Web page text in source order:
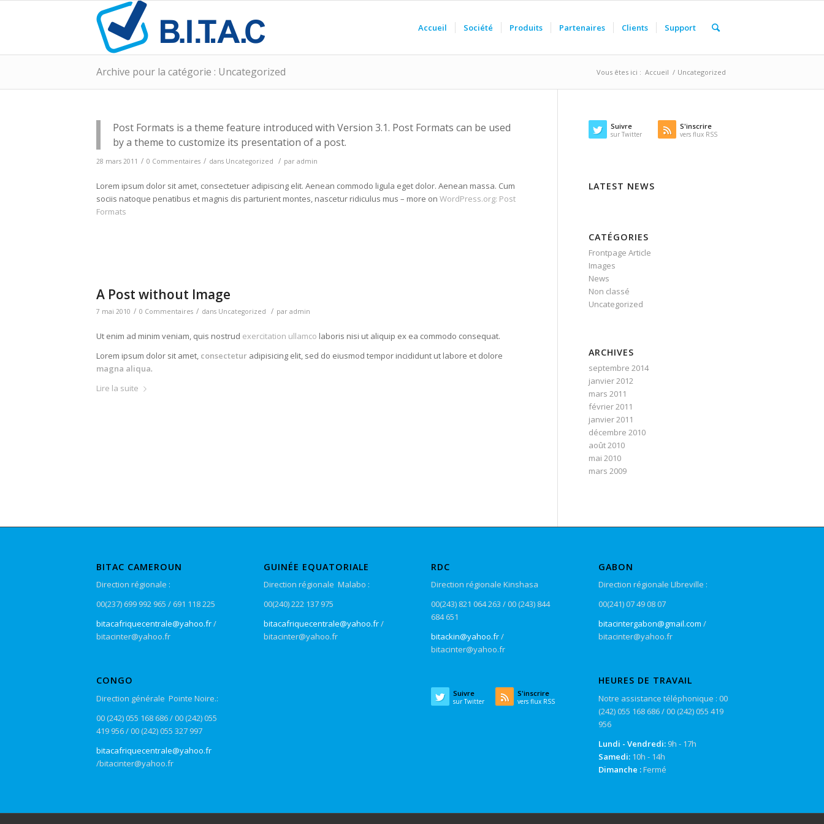
Accueil Société Produits Partenaires Clients Support
Archive pour la catégorie : Uncategorized Vous êtes ici : Accueil / Uncategorized
Post Formats is a theme feature introduced with Version 3.1. Post Formats can be used
by a theme to customize its presentation of a post.
28 mars 2011 / 0 Commentaires / dans Uncategorized / par admin
Lorem ipsum dolor sit amet, consectetuer adipiscing elit. Aenean commodo ligula eget dolor. Aenean massa. Cum
sociis natoque penatibus et magnis dis parturient montes, nascetur ridiculus mus – more on WordPress.org: Post
Formats
A Post without Image
7 mai 2010 / 0 Commentaires / dans Uncategorized / par admin
Ut enim ad minim veniam, quis nostrud exercitation ullamco laboris nisi ut aliquip ex ea commodo consequat.
Lorem ipsum dolor sit amet, consectetur adipisicing elit, sed do eiusmod tempor incididunt ut labore et dolore
magna aliqua.
Lire la suite
Suivre
sur Twitter
S'inscrire
vers flux RSS
LATEST NEWS
CATÉGORIES
Frontpage Article
Images
News
Non classé
Uncategorized
ARCHIVES
septembre 2014
janvier 2012
mars 2011
février 2011
janvier 2011
décembre 2010
août 2010
mai 2010
mars 2009
BITAC CAMEROUN
Direction régionale :
00(237) 699 992 965 / 691 118 225
bitacafriquecentrale@yahoo.fr/
bitacinter@yahoo.fr
CONGO
Direction générale Pointe Noire.:
00 (242) 055 168 686 / 00 (242) 055
419 956 / 00 (242) 055 327 997
bitacafriquecentrale@yahoo.fr
/bitacinter@yahoo.fr
GUINÉE EQUATORIALE
Direction régionale Malabo :
00(240) 222 137 975
bitacafriquecentrale@yahoo.fr/
bitacinter@yahoo.fr
RDC
Direction régionale Kinshasa
00(243) 821 064 263 / 00 (243) 844
684 651
bitackin@yahoo.fr/
bitacinter@yahoo.fr
Suivre
sur Twitter
S'inscrire
vers flux RSS
GABON
Direction régionale LIbreville :
00(241) 07 49 08 07
bitacintergabon@gmail.com /
bitacinter@yahoo.fr
HEURES DE TRAVAIL
Notre assistance téléphonique : 00
(242) 055 168 686 / 00 (242) 055 419
956
Lundi - Vendredi: 9h - 17h
Samedi: 10h - 14h
Dimanche :Fermé